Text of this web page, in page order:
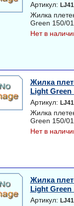
Артикул:
Жилка
Green 150/
Нет в
Жилка
Light Green
Артикул:
Жилка
Green 150/
Нет в
Жилка
Light Green
Артикул: